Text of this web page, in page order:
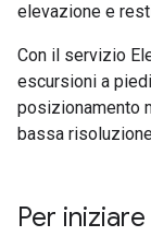
elevazione e
Con il servizio
escursioni a
posizionamento
bassa
Per iniziare